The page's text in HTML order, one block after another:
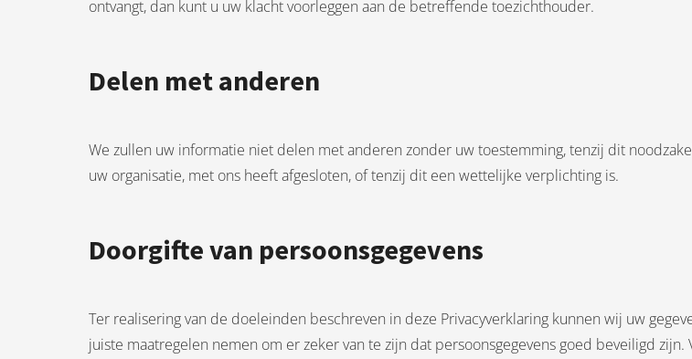
ontvangt, dan kunt u uw klacht voorleggen aan de betreffende toezichthouder.
Delen met anderen
We zullen uw informatie niet delen met anderen zonder uw toestemming, tenzij dit
uw organisatie, met ons heeft afgesloten, of tenzij dit een wettelijke verplichting is.
Doorgifte van persoonsgegevens
Ter realisering van de doeleinden beschreven in deze Privacyverklaring kunnen wij uw
juiste maatregelen nemen om er zeker van te zijn dat persoonsgegevens goed beveiligd